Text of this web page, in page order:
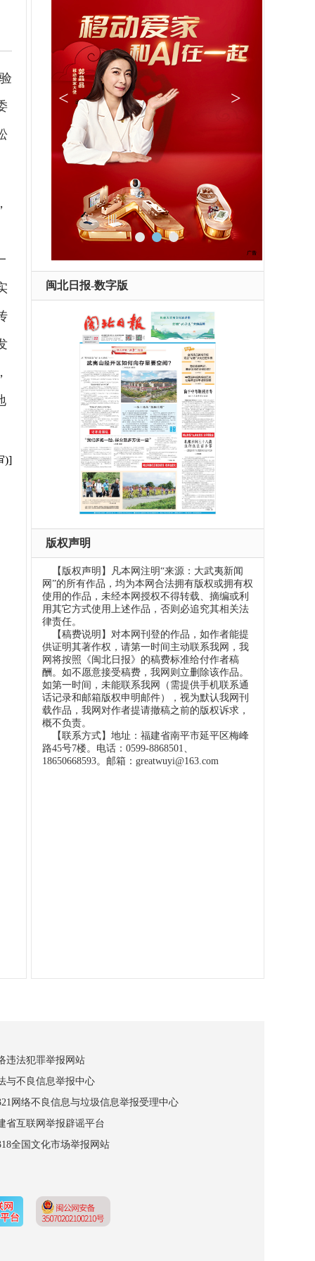
)]
闽北日报-数字版
版权声明
【版权声明】凡本网注明“来源：大武夷新闻
网”的所有作品，均为本网合法拥有版权或拥有权
使用的作品，未经本网授权不得转载、摘编或利
用其它方式使用上述作品，否则必追究其相关法
律责任。
【稿费说明】对本网刊登的作品，如作者能提
供证明其著作权，请第一时间主动联系我网，我
网将按照《闽北日报》的稿费标准给付作者稿
酬。如不愿意接受稿费，我网则立删除该作品。
如第一时间，未能联系我网（需提供手机联系通
话记录和邮箱版权申明邮件），视为默认我网刊
载作品，我网对作者提请撤稿之前的版权诉求，
概不负责。
【联系方式】地址：福建省南平市延平区梅峰
路45号7楼。电话：0599-8868501、
18650668593。邮箱：greatwuyi@163.com
违法犯罪举报网站
与不良信息举报中心
网络不良信息与垃圾信息举报受理中心
省互联网举报辟谣平台
全国文化市场举报网站